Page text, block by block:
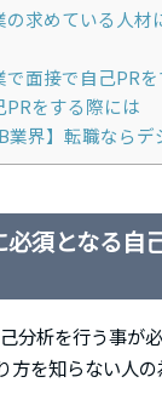
求めている人材
面接で自己PRを
をする際には
業界】転職なら
必須となる自
分析を行う事が必
方を知らない人の